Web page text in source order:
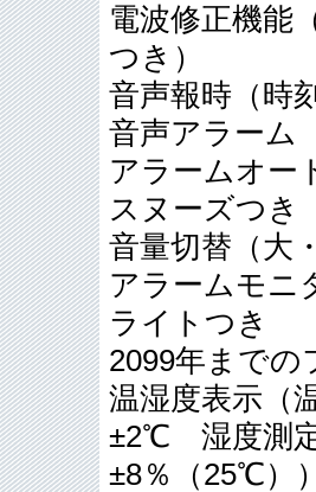
電波修正機能
つき）
音声報時（時
音声アラーム
アラームオー
スヌーズつき
音量切替（大
アラームモニ
ライトつき
2099年までの
温湿度表示（
±2℃ 湿度測
±8％（25℃）